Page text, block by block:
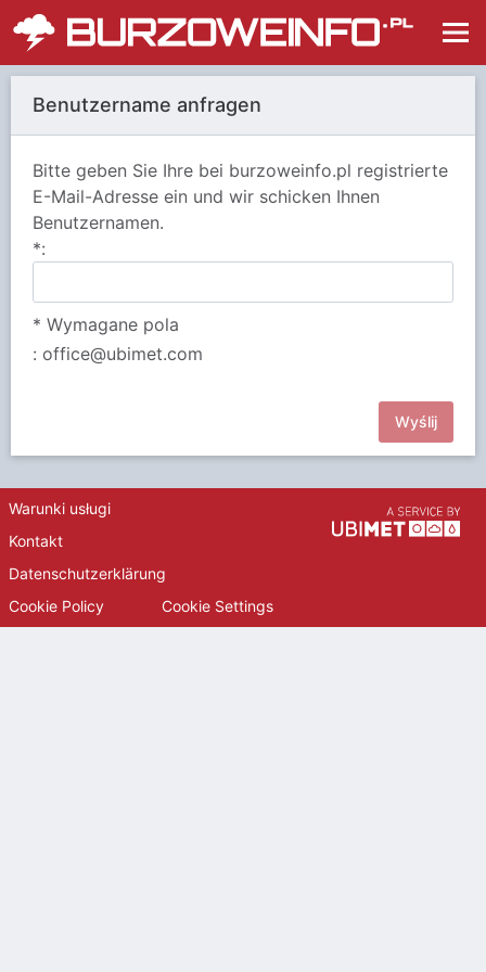
Benutzername anfragen
Bitte geben Sie Ihre bei burzoweinfo.pl registrierte
E-Mail-Adresse ein und wir schicken Ihnen
Benutzernamen.
*:
* Wymagane pola
: office@ubimet.com
Wyślij
Warunki usługi
Kontakt
Datenschutzerklärung
Cookie Policy
Cookie Settings